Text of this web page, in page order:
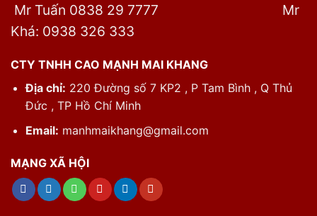
Mr Tuấn 0838 29 7777 Mr
Khá: 0938 326 333
CTY TNHH CAO MẠNH MAI KHANG
Địa chỉ: 220 Đường số 7 KP2 , P Tam Bình , Q Thủ
Đức , TP Hồ Chí Minh
Email: manhmaikhang@gmail.com
MẠNG XÃ HỘI